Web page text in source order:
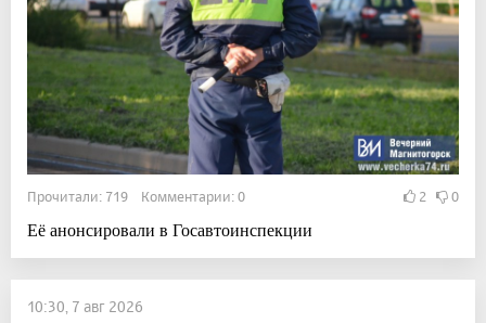
Прочитали: 719 Комментарии: 0 2 0
Её анонсировали в Госавтоинспекции
10:30, 7 авг 2026